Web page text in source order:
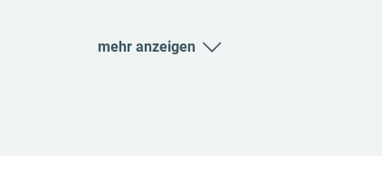
mehr anzeigen